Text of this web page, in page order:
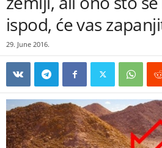
ispod, će vas
29. June 2016.